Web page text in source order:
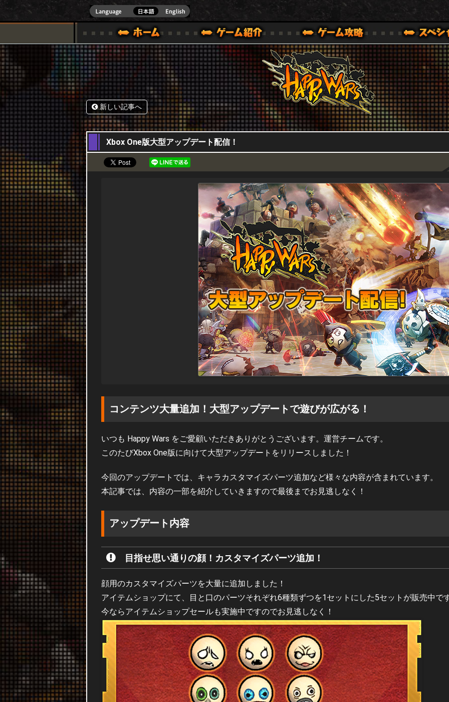
HappyWars
)公式サイト [ XBOX 360,XBOX ONE VER.]
ゲームガイド
スペシャル｜HAPPY WARS(ハッピーウォーズ)公式サイト [ XBOX 360,XBOX ONE VER.]
サポート | HAPPY WARS(ハッピーウォーズ)公式サイト [ XBOX 360,XBOX ONE VER.]
新しい記事へ
03,05,2018
Xbox One版大型アップデート配信！
コンテンツ大量追加！大型アップデートで遊びが広がる！
いつも Happy Wars をご愛顧いただきありがとうございます。運営チームです。
このたびXbox One版に向けて大型アップデートをリリースしました！
今回のアップデートでは、キャラカスタマイズパーツ追加など様々な内容が含まれています。
本記事では、内容の一部を紹介していきますので最後までお見逃しなく！
アップデート内容
目指せ思い通りの顔！カスタマイズパーツ追加！
顔用のカスタマイズパーツを大量に追加しました！
アイテムショップにて、目と口のパーツそれぞれ6種類ずつを1セットにした5セットが販売中で
今ならアイテムショップセールも実施中ですのでお見逃しなく！